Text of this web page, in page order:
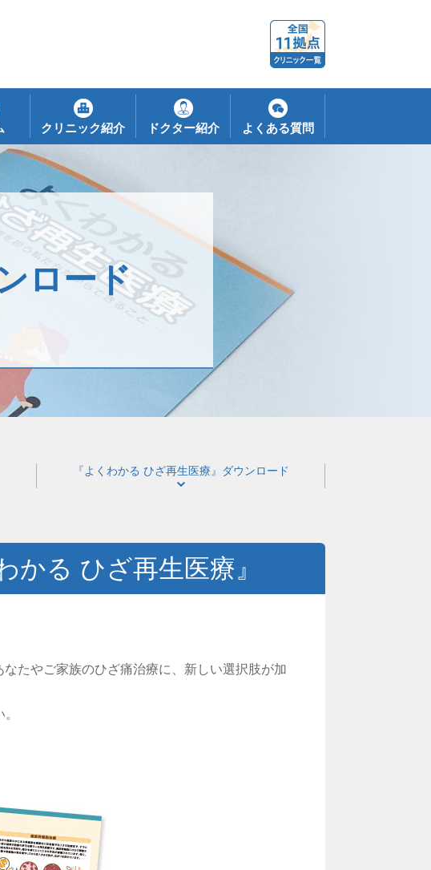
クリニック紹介 ドクター紹介 よくある質問
ロード
『よくわかる ひざ再生医療』ダウンロード
る ひざ再生医療』
たやご家族のひざ痛治療に、新しい選択肢が加